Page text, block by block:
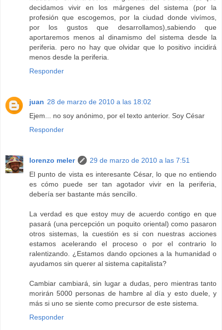
decidamos vivir en los márgenes del sistema (por la
profesión que escogemos, por la ciudad donde vivímos,
por los gustos que desarrollamos),sabiendo que
aportaremos menos al dinamismo del sistema desde la
periferia. pero no hay que olvidar que lo positivo incidirá
menos desde la periferia.
Responder
juan 28 de marzo de 2010 a las 18:02
Ejem... no soy anónimo, por el texto anterior. Soy César
Responder
lorenzo meler
29 de marzo de 2010 a las 7:51
El punto de vista es interesante César, lo que no entiendo
es cómo puede ser tan agotador vivir en la periferia,
debería ser bastante más sencillo.
La verdad es que estoy muy de acuerdo contigo en que
pasará (una percepción un poquito oriental) como pasaron
otros sistemas, la cuestión es si con nuestras acciones
estamos acelerando el proceso o por el contrario lo
ralentizando. ¿Estamos dando opciones a la humanidad o
ayudamos sin querer al sistema capitalista?
Cambiar cambiará, sin lugar a dudas, pero mientras tanto
morirán 5000 personas de hambre al día y esto duele, y
más si uno se siente como precursor de este sistema.
Responder